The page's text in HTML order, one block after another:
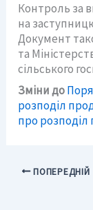
Контроль за
на
Документ
та
сільського
Змінидо
розподіл
про розподіл
ПОПЕРЕДНІЙ